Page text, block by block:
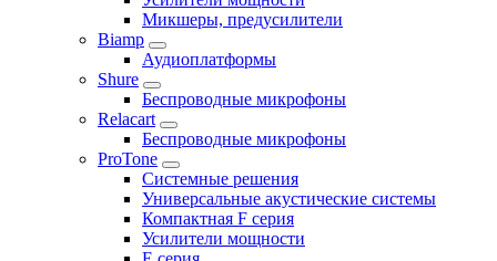
Микшеры, предусилители
Biamp
Аудиоплатформы
Shure
Беспроводные микрофоны
Relacart
Беспроводные микрофоны
ProTone
Системные решения
Универсальные акустические системы
Компактная F серия
Усилители мощности